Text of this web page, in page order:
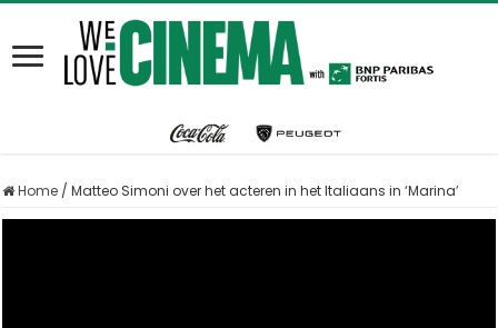
Home / Matteo Simoni over het acteren in het Italiaans in ‘Marina’